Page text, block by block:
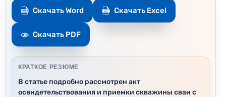
Скачать Word Скачать Excel
Скачать PDF
КРАТКОЕ РЕЗЮМЕ
В статье подробно рассмотрен акт
освидетельствования и приемки скважины сваи с